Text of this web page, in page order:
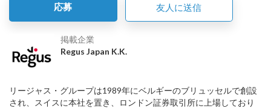
応募 友人に送信
掲載企業
Regus Japan K.K.
リージャス・グループは1989年にベルギーのブリュッセルで創設
され、スイスに本社を置き、ロンドン証券取引所に上場しており